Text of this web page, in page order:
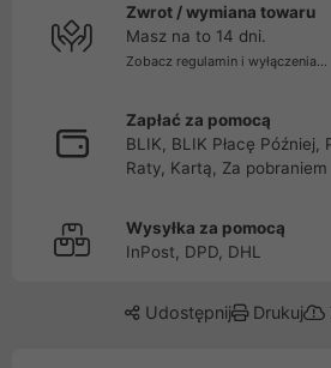
Zwrot / wymiana towaru
Masz na to 14 dni.
Zobacz regulamin i wyłączenia...
Zapłać za pomocą
BLIK, BLIK Płacę Później,
Raty, Kartą, Za pobraniem
Wysyłka za pomocą
InPost, DPD, DHL
Udostępnij Drukuj